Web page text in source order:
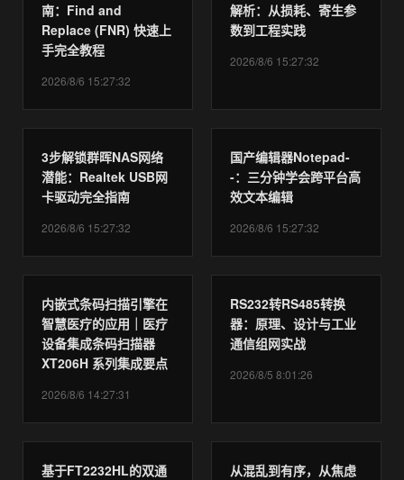
南：Find and
Replace (FNR) 快速上
手完全教程
2026/8/6 15:27:32
解析：从损耗、寄生参
数到工程实践
2026/8/6 15:27:32
3步解锁群晖NAS网络
潜能：Realtek USB网
卡驱动完全指南
2026/8/6 15:27:32
国产编辑器Notepad-
-：三分钟学会跨平台高
效文本编辑
2026/8/6 15:27:32
内嵌式条码扫描引擎在
智慧医疗的应用｜医疗
设备集成条码扫描器
XT206H 系列集成要点
2026/8/6 14:27:31
RS232转RS485转换
器：原理、设计与工业
通信组网实战
2026/8/5 8:01:26
基于FT2232HL的双通
从混乱到有序，从焦虑